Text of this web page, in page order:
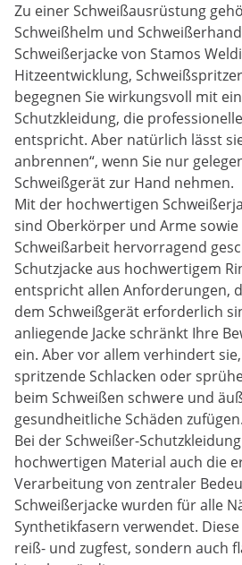
Zu einer Schweißausrüstung
Schweißhelm und
Schweißerjacke von Stamos
Hitzeentwicklung,
begegnen Sie wirkungsvoll mit
Schutzkleidung, die
entspricht. Aber natürlich lässt
anbrennen“, wenn Sie nur
Schweißgerät zur Hand nehmen.
Mit der hochwertigen
sind Oberkörper und Arme
Schweißarbeit hervorragend
Schutzjacke aus hochwertigem
entspricht allen Anforderungen,
dem Schweißgerät erforderlich
anliegende Jacke schränkt Ihre
ein. Aber vor allem verhindert
spritzende Schlacken oder
beim Schweißen schwere und
gesundheitliche Schäden zufügen.
Bei der Schweißer-
hochwertigen Material auch die
Verarbeitung von zentraler
Schweißerjacke wurden für alle
Synthetikfasern verwendet.
reiß- und zugfest, sondern auch